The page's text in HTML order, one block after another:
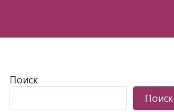
Поиск
Поиск